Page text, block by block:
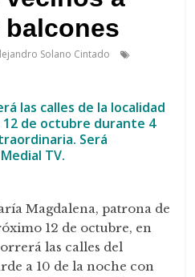
Solano Cintado
las calles de la localidad
de octubre durante 4
Será
TV.
Magdalena, patrona de
12 de octubre, en
las calles del
a 10 de la noche con